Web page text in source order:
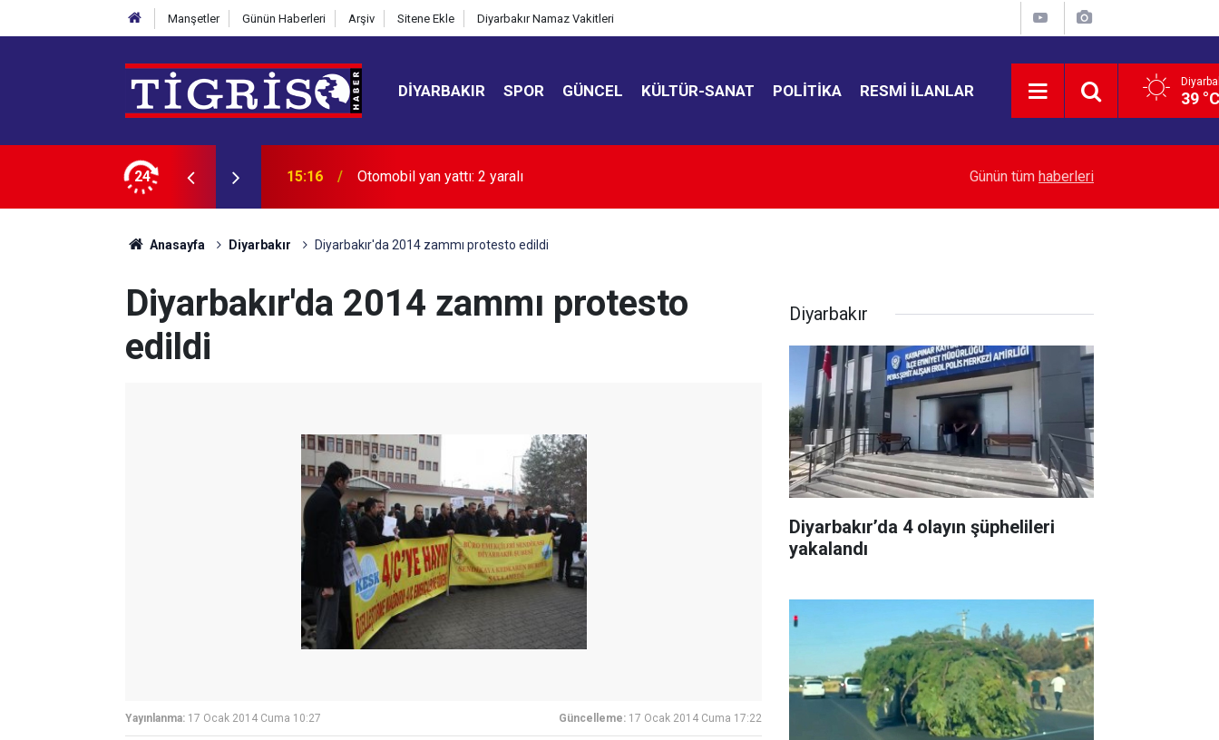
Manşetler Günün Haberleri Arşiv Sitene Ekle Diyarbakır Namaz Vakitleri
DIYARBAKIR SPOR GÜNCEL KÜLTÜR-SANAT POLITIKA RESMI İLANLAR 39
24 15:06 Bakan Tekin açıkladı: YKS’de değişiklik olacak mı? Günün tüm haberleri
Anasayfa Diyarbakır Diyarbakır'da 2014 zammı protesto edildi
Diyarbakır'da 2014 zammı protesto
edildi
Yayınlanma: 17 Ocak 2014 Cuma 10:27 Güncelleme: 17 Ocak 2014 Cuma 17:22
Diyarbakır
Diyarbakır’da 4 olayın şüphelileri
yakalandı